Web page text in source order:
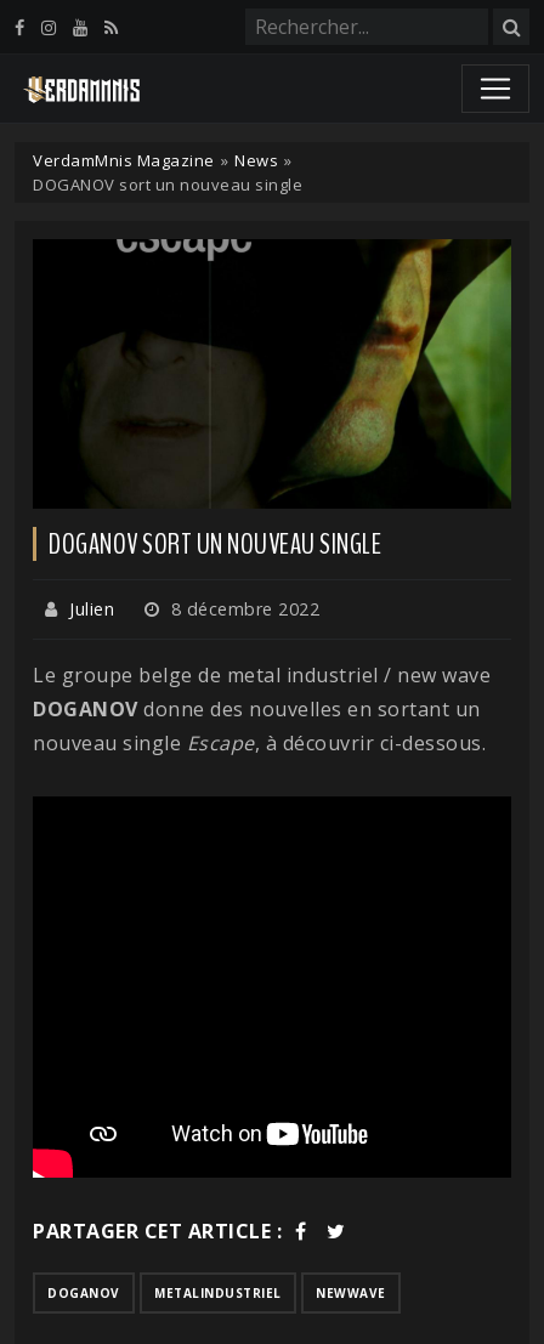
VerdamMnis Magazine » News »
DOGANOV sort un nouveau single
DOGANOV SORT UN NOUVEAU SINGLE
Julien 8 décembre 2022
Le groupe belge de metal industriel / new wave
DOGANOVdonne des nouvelles en sortant un
nouveau single Escape, à découvrir ci-dessous.
PARTAGER CET ARTICLE :
DOGANOV METALINDUSTRIEL NEWWAVE
Panneau de gestion des cookies